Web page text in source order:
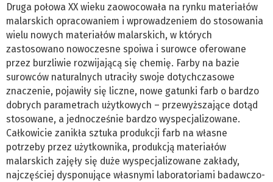
Druga połowa XX wieku zaowocowała na rynku materiałów
malarskich opracowaniem i wprowadzeniem do stosowania
wielu nowych materiałów malarskich, w których
zastosowano nowoczesne spoiwa i surowce oferowane
przez burzliwie rozwijającą się chemię. Farby na bazie
surowców naturalnych utraciły swoje dotychczasowe
znaczenie, pojawiły się liczne, nowe gatunki farb o bardzo
dobrych parametrach użytkowych – przewyższające dotąd
stosowane, a jednocześnie bardzo wyspecjalizowane.
Całkowicie zanikła sztuka produkcji farb na własne
potrzeby przez użytkownika, produkcją materiałów
malarskich zajęły się duże wyspecjalizowane zakłady,
najczęściej dysponujące własnymi laboratoriami badawczo-